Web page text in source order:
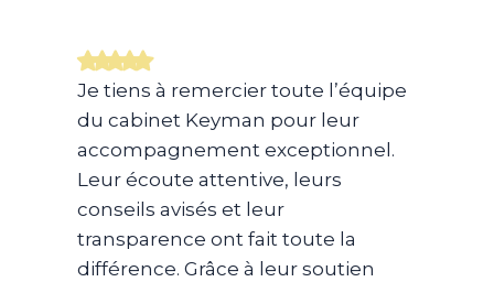
Je tiens à remercier toute l’équipe
du cabinet Keyman pour leur
accompagnement exceptionnel.
Leur écoute attentive, leurs
conseils avisés et leur
transparence ont fait toute la
différence. Grâce à leur soutien